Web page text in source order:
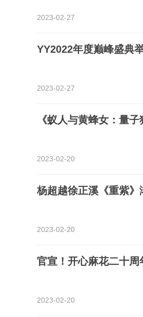
2023-02-27
YY2022年度巅峰盛典
2023-02-27
《蚁人与黄蜂女：量
2023-02-20
杨超越徐正溪《重紫
2023-02-20
官宣！开心麻花二十周
2023-02-20